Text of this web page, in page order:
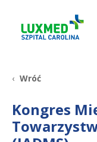
+48 22
Wróć
Kongres